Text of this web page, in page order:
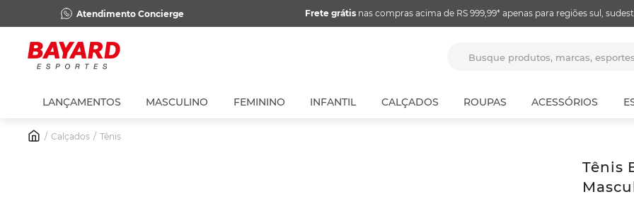
Atendimento Concierge Frete grátisnas compras acima de RS 999,99* apenas para regiões sul,
LANÇAMENTOS MASCULINO FEMININO INFANTIL CALÇADOS ROUPAS ACESSÓRIOS
Calçados Tênis
Tênis